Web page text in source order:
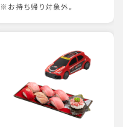
※お持ち帰り対象外。